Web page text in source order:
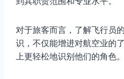
对于旅客而言，了解飞行员
识，不仅能增进对航空业的
上更轻松地识别他们的角色。